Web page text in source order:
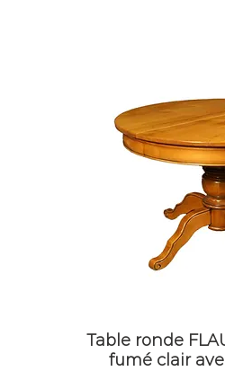
Table ronde
fumé clair